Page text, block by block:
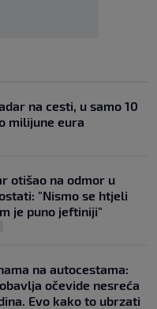
na cesti, u samo 10
milijune eura
otišao na odmor u
"Nismo se htjeli
je puno jeftiniji"
na autocestama:
očevide nesreća
Evo kako to ubrzati